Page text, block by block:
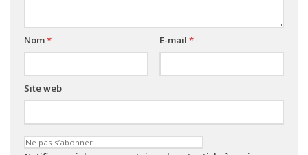
Nom* E-mail *
Site web